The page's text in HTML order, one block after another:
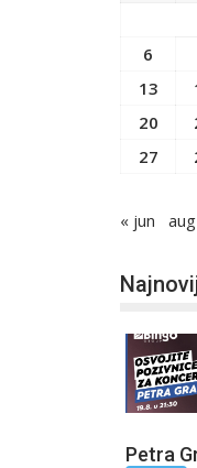
6
13
20
27
« jun
Petra